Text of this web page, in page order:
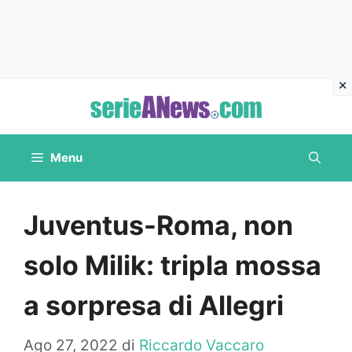
contenuto
Menu
Juventus-Roma, non
solo Milik: tripla mossa
a sorpresa di Allegri
Ago 27, 2022 di Riccardo Vaccaro